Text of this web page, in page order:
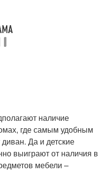
наличие
где самым удобным
Да и детские
выиграют от наличия в
мебели –